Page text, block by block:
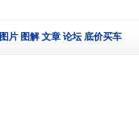
图片 图解 文章 论坛 底价买车